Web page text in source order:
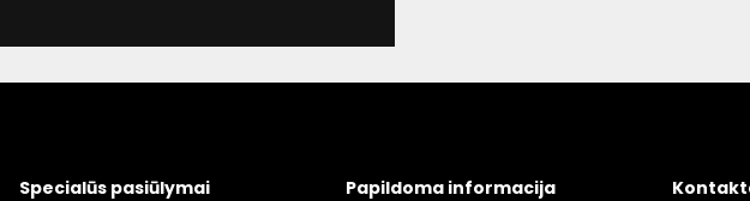
Specialūs pasiūlymai Papildoma informacija